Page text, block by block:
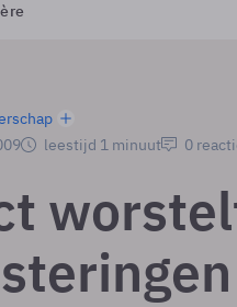
leestijd 1 minuut 0